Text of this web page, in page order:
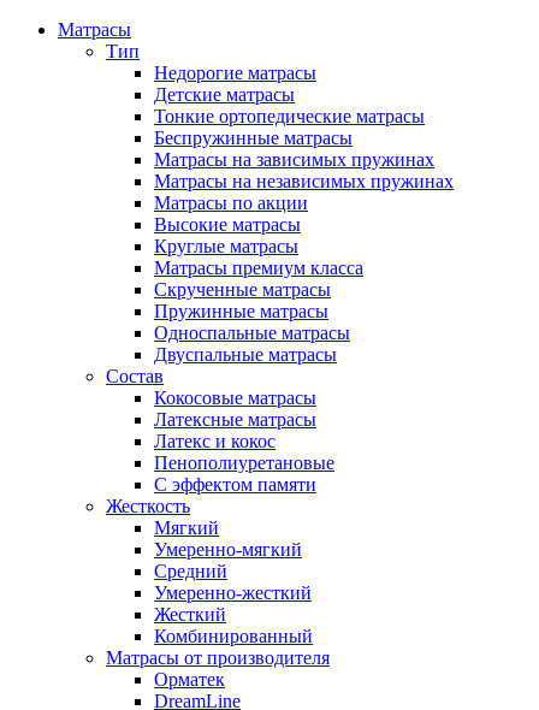
Матрасы
Тип
Недорогие матрасы
Детские матрасы
Тонкие ортопедические матрасы
Беспружинные матрасы
Матрасы на зависимых пружинах
Матрасы на независимых пружинах
Матрасы по акции
Высокие матрасы
Круглые матрасы
Матрасы премиум класса
Скрученные матрасы
Пружинные матрасы
Односпальные матрасы
Двуспальные матрасы
Состав
Кокосовые матрасы
Латексные матрасы
Латекс и кокос
Пенополиуретановые
С эффектом памяти
Жесткость
Мягкий
Умеренно-мягкий
Средний
Умеренно-жесткий
Жесткий
Комбинированный
Матрасы от производителя
Орматек
DreamLine